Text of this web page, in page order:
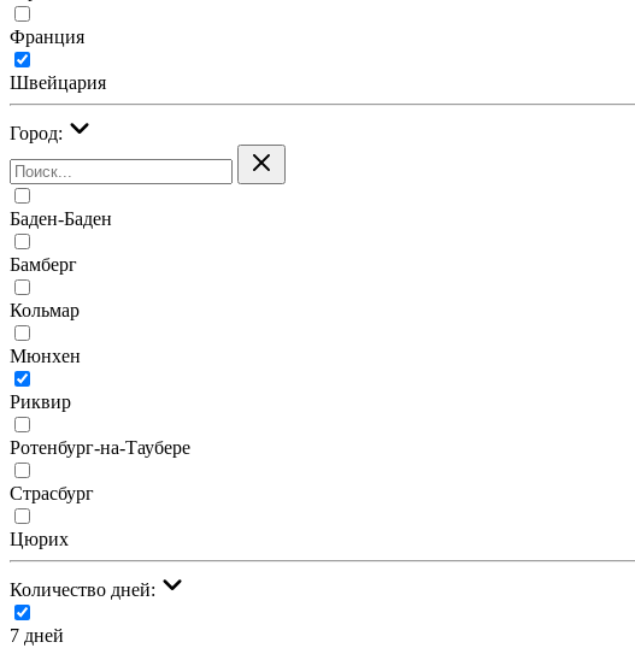
Франция
Швейцария
Город:
Баден-Баден
Бамберг
Кольмар
Мюнхен
Риквир
Ротенбург-на-Таубере
Страсбург
Цюрих
Количество дней:
7 дней